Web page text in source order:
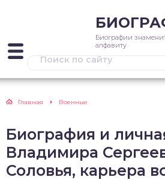
Биографии
алфавиту
Главная Военные
Биография и
Владимира
Соловья, карьера